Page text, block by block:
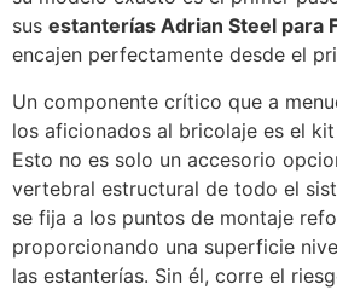
sus estanterías Adrian Steel para
encajen perfectamente desde el
Un componente crítico que a
los aficionados al bricolaje es el
Esto no es solo un accesorio
vertebral estructural de todo el
se fija a los puntos de montaje
proporcionando una superficie
las estanterías. Sin él, corre el